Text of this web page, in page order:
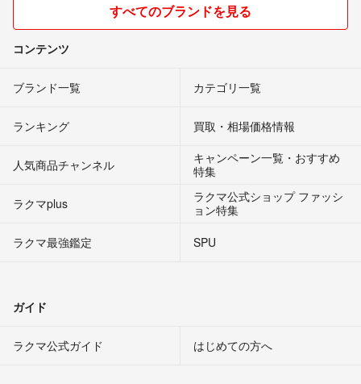
すべてのブランドを見る
コンテンツ
ブランド一覧 カテゴリ一覧
ランキング 買取・相場価格情報
人気商品チャンネル
キャンペーン一覧・おすすめ
特集
ラクマplus
ラクマ公式ショップ ファッシ
ョン特集
ラクマ最強鑑定
SPU
ガイド
ラクマ公式ガイド はじめての方へ